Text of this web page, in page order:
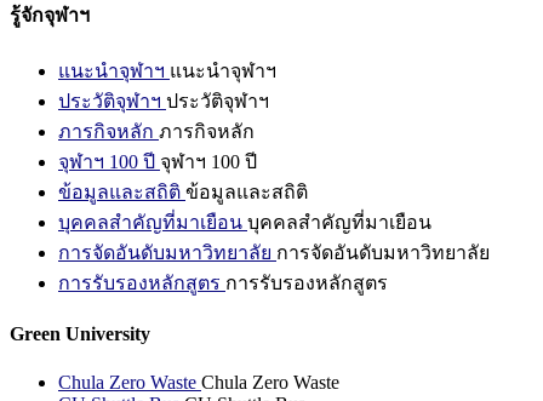
รู้จักจุฬาฯ
แนะนำจุฬาฯ แนะนำจุฬาฯ
ประวัติจุฬาฯ ประวัติจุฬาฯ
ภารกิจหลัก ภารกิจหลัก
จุฬาฯ 100 ปี จุฬาฯ 100 ปี
ข้อมูลและสถิติ ข้อมูลและสถิติ
บุคคลสำคัญที่มาเยือน บุคคลสำคัญที่มาเยือน
การจัดอันดับมหาวิทยาลัย การจัดอันดับมหาวิทยาลัย
การรับรองหลักสูตร การรับรองหลักสูตร
Green University
Chula Zero Waste Chula Zero Waste